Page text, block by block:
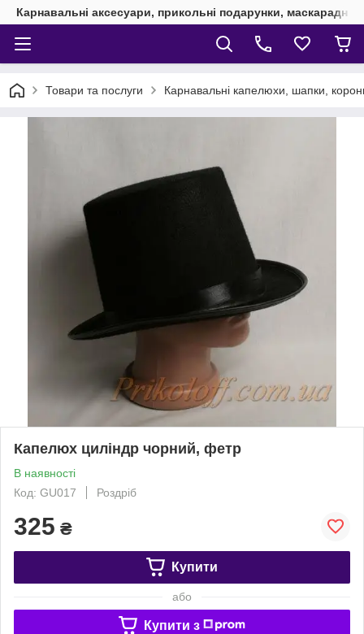
Карнавальні аксесуари, прикольні подарунки, маскарадні
Товари та послуги Карнавальні капелюхи, шапки,
Капелюх циліндр чорний, фетр
В наявності
Код: GU017
Роздріб
325 ₴
Купити
або
Купити з